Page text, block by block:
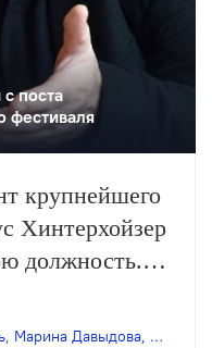
поста
фестиваля
крупнейшего
Хинтерхойзер
должность.
, Марина Давыдова, Маркус